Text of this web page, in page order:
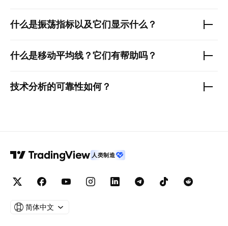
什么是振荡指标以及它们显示什么？
什么是移动平均线？它们有帮助吗？
技术分析的可靠性如何？
人类制造
简体中文